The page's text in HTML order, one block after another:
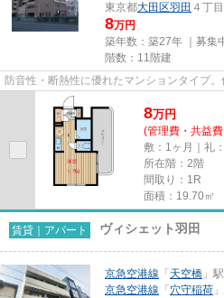
東京都大田区羽田 ４丁
8万円
築年数：築27年 ｜募集
階数：11階建
防音性・断熱性に優れたマンションタイプ
8万円
(管理費・共益
敷：1ヶ月｜礼
所在階：2階
間取り：1R
面積：19.70㎡
賃貸｜アパート ヴィシェット羽田
京急空港線 「 天空橋 」
京急空港線 「 穴守稲荷